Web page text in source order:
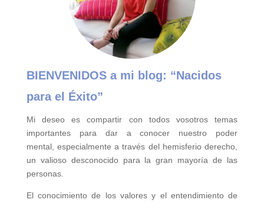
BIENVENIDOS a mi blog: “Nacidos
para el Éxito”
Mi deseo es compartir con todos vosotros temas
importantes para
dar a conocer nuestro poder
mental, especialmente a través del hemisferio derecho,
un valioso desconocido para la gran mayoría de las
personas.
El conocimiento de los valores y el entendimiento de